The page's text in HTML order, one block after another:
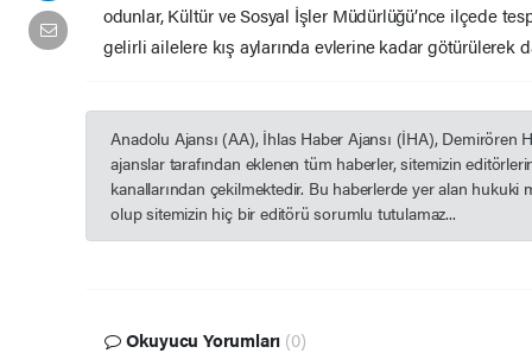
odunlar, Kültür ve Sosyal İşler Müdürlüğü’nce ilçede
gelirli ailelere kış aylarında evlerine kadar götürülerek
Anadolu Ajansı (AA), İhlas Haber Ajansı (İHA), Demirören
ajanslar tarafından eklenen tüm haberler, sitemizin
kanallarından çekilmektedir. Bu haberlerde yer alan hukuki
olup sitemizin hiç bir editörü sorumlu tutulamaz...
Okuyucu Yorumları (0)